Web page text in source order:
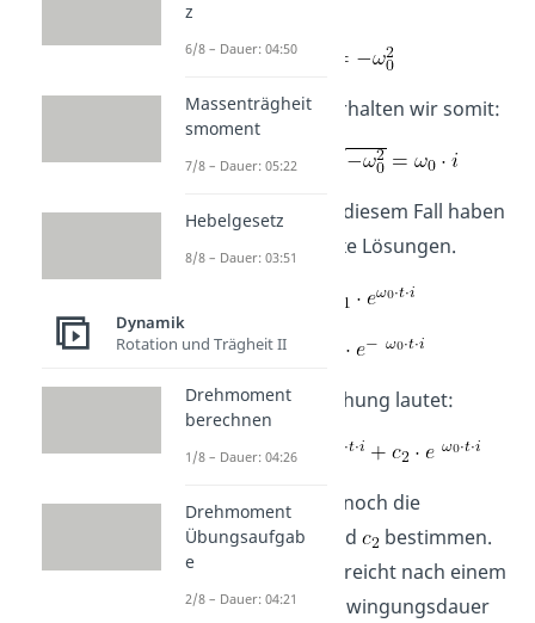
Das bedeutet:
Für die Lösung erhalten wir somit:
Das bedeutet, in diesem Fall haben
wir zwei komplexe Lösungen.
Die Lösungsgleichung lautet:
Nun müssen wir noch die
Konstanten
und
bestimmen.
Der
erreicht nach einem
Viertel seiner Schwingungsdauer
z
6/8 – Dauer: 04:50
Massenträgheit
smoment
7/8 – Dauer: 05:22
Hebelgesetz
8/8 – Dauer: 03:51
Dynamik
Rotation und Trägheit II
Drehmoment
berechnen
1/8 – Dauer: 04:26
Drehmoment
Übungsaufgab
e
2/8 – Dauer: 04:21